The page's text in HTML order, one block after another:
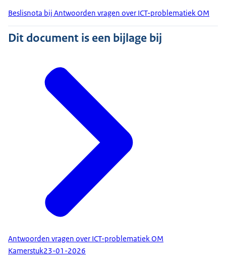
Beslisnota bij Antwoorden vragen over ICT-problematiek OM
Dit document is een bijlage bij
Antwoorden vragen over ICT-problematiek OM
Kamerstuk23-01-2026